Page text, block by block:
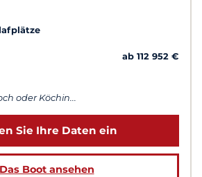
ab 112 952 €
oder Köchin...
Sie Ihre Daten ein
Das Boot ansehen